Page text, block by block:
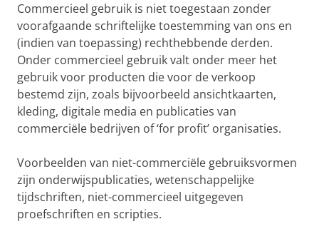
Commercieel gebruik is niet toegestaan zonder
voorafgaande schriftelijke toestemming van ons en
(indien van toepassing) rechthebbende derden.
Onder commercieel gebruik valt onder meer het
gebruik voor producten die voor de verkoop
bestemd zijn, zoals bijvoorbeeld ansichtkaarten,
kleding, digitale media en publicaties van
commerciële bedrijven of ‘for profit’ organisaties.
Voorbeelden van niet-commerciële gebruiksvormen
zijn onderwijspublicaties, wetenschappelijke
tijdschriften, niet-commercieel uitgegeven
proefschriften en scripties.